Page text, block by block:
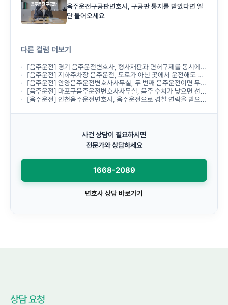
음주운전구공판변호사, 구공판 통지를 받았다면 일
단 들어오세요
다른 컬럼 더보기
[음주운전] 경기 음주운전변호사, 형사재판과 면허구제를 동시에 진행할 수 있나요?
[음주운전] 지하주차장 음주운전, 도로가 아닌 곳에서 운전해도 처벌받나요?
[음주운전] 안양음주운전변호사사무실, 두 번째 음주운전이면 무조건 실형인가요?
[음주운전] 마포구음주운전변호사사무실, 음주 수치가 낮으면 선처받을 수 있나요?
[음주운전] 인천음주운전변호사, 음주운전으로 경찰 연락을 받으면 바로 상담해야 하나요?
사건 상담이 필요하시면
전문가와 상담하세요
1668-2089
변호사 상담 바로가기
상담 요청